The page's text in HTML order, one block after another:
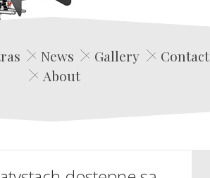
Edwin Film Agencja Aktorska
News Gallery
Contact
About